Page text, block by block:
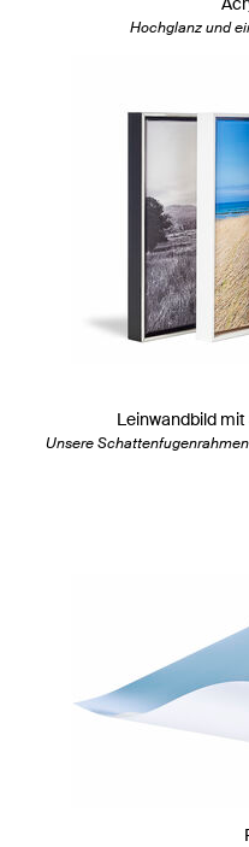
Hochglanz und
Leinwandbild
Unsere